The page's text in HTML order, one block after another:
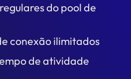
do pool de
conexão ilimitados
de atividade